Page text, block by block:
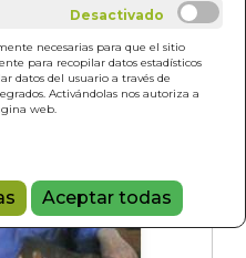
necesarias para que el sitio
para recopilar datos estadísticos
datos del usuario a través de
Activándolas nos autoriza a
web.
Aceptar todas